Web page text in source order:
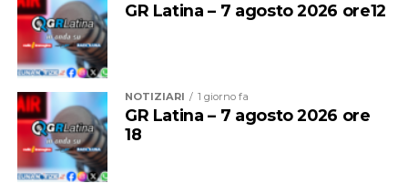
Matilde Celentano – è un impegno strategico per la
nostra amministrazione, perché significa proteggere il
territorio e l’ambiente, risorse fondamentale per lo
sviluppo turistico ed economico della nostra città.
GR Latina – 7 agosto 2026 ore12
NOTIZIARI 1 giorno fa
GR Latina – 7 agosto 2026 ore
18